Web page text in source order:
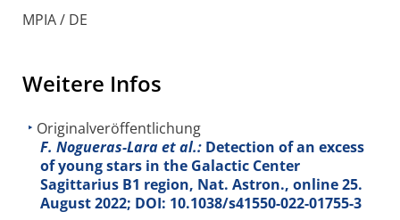
MPIA / DE
Weitere Infos
Originalveröffentlichung
F. Nogueras-Lara et al.: Detection of an excess
of young stars in the Galactic Center
Sagittarius B1 region, Nat. Astron., online 25.
August 2022; DOI: 10.1038/s41550-022-01755-3